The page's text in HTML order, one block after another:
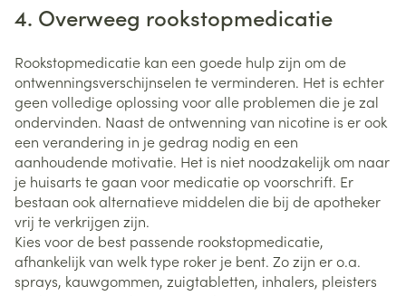
4. Overweeg rookstopmedicatie
Rookstopmedicatie kan een goede hulp zijn om de
ontwenningsverschijnselen te verminderen. Het is echter
geen volledige oplossing voor alle problemen die je zal
ondervinden. Naast de ontwenning van nicotine is er ook
een verandering in je gedrag nodig en een
aanhoudende motivatie. Het is niet noodzakelijk om naar
je huisarts te gaan voor medicatie op voorschrift. Er
bestaan ook alternatieve middelen die bij de apotheker
vrij te verkrijgen zijn.
Kies voor de best passende rookstopmedicatie,
afhankelijk van welk type roker je bent. Zo zijn er o.a.
sprays, kauwgommen, zuigtabletten, inhalers, pleisters